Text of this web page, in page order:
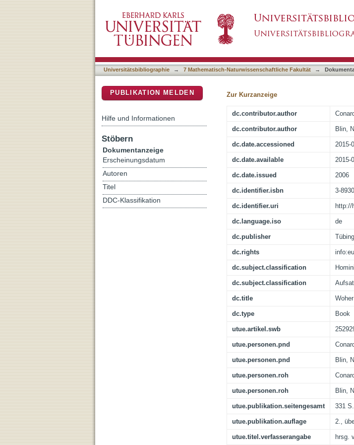
Universitätsbibliographie → 7 Mathematisch-Naturwissenschaftliche Fakultät →
Zur Kurzanzeige
dc.contributor.author
dc.contributor.author Blin,
dc.date.accessioned 2015-
dc.date.available 2015-
dc.date.issued 2006
dc.identifier.isbn 3-
dc.identifier.uri http://
dc.language.iso de
dc.publisher
dc.rights
dc.subject.classification
dc.subject.classification
dc.title
dc.type Book
utue.artikel.swb
utue.personen.pnd
utue.personen.pnd Blin,
utue.personen.roh
utue.personen.roh Blin,
utue.publikation.seitengesamt 331
utue.publikation.auflage 2.,
utue.titel.verfasserangabe hrsg.
PUBLIKATION MELDEN
Hilfe und Informationen
Stöbern
Dokumentanzeige
Erscheinungsdatum
Autoren
Titel
DDC-Klassifikation